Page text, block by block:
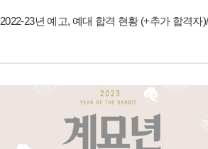
2022-23년 예고, 예대 합격 현황 (+추가 합격자